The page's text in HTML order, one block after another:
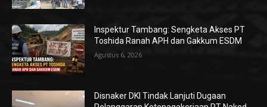
Inspektur Tambang: Sengketa Akses PT
Toshida Ranah APH dan Gakkum ESDM
Agustus 6, 2026
Disnaker DKI Tindak Lanjuti Dugaan